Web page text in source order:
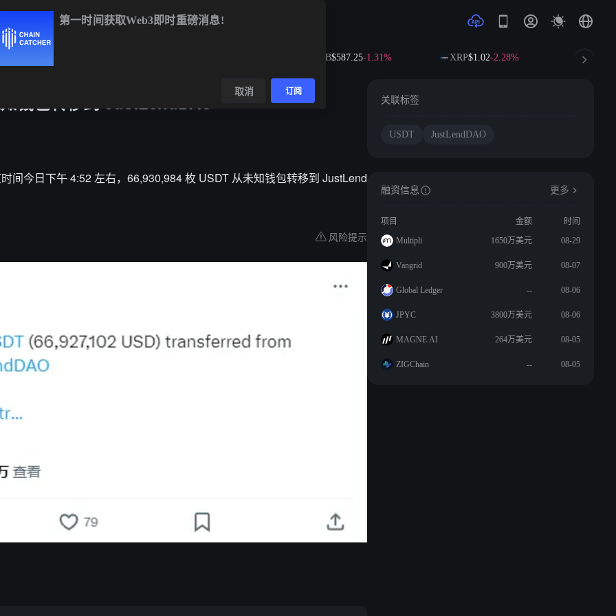
$587.25-1.31% XRP$1.02-2.28% SOL
钱包转移到 JustLendDAO
间今日下午 4:52 左右，66,930,984 枚 USDT 从未知钱包转移到 JustLend
风险提示
关联标签
USDT JustLendDAO
融资信息 更多
项目 金额
时间
Multipli
1650万美元 08-29
Vangrid 900万美元 08-07
Global Ledger -- 08-06
JPYC 3800万美元 08-06
MAGNE.AI 264万美元 08-05
ZIGChain -- 08-05
第一时间获取Web3即时重磅消息!
取消 订阅